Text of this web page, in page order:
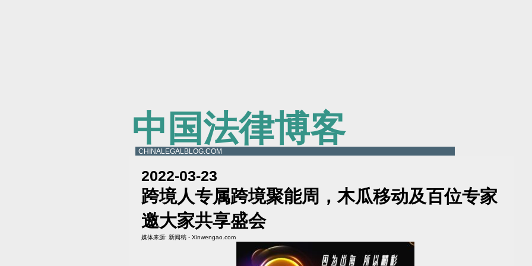
中国法律博客
CHINALEGALBLOG.COM
2022-03-23
跨境人专属跨境聚能周，木瓜移动及百位专家
邀大家共享盛会
媒体来源: 新闻稿 - Xinwengao.com